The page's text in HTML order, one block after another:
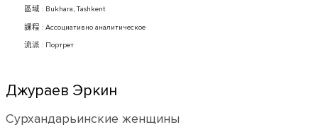
區域 : Bukhara, Tashkent
課程 : Ассоциативно аналитическое
流派 : Портрет
Джураев Эркин
Сурхандарьинские женщины